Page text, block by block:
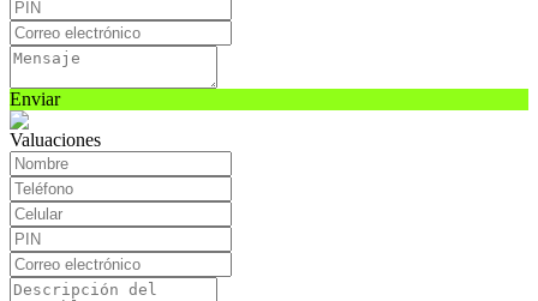
Enviar
Valuaciones